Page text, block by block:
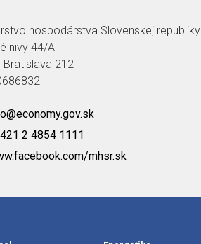
hospodárstva Slovenskej republiky
nivy 44/A
Bratislava 212
2 4854 1111
mhsr.sk